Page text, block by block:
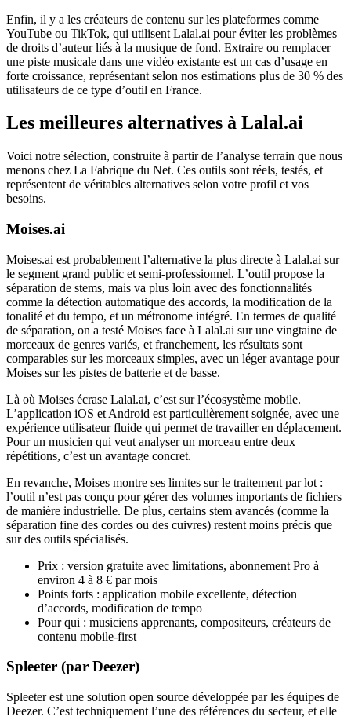
Enfin, il y a les créateurs de contenu sur les plateformes comme
YouTube ou TikTok, qui utilisent Lalal.ai pour éviter les problèmes
de droits d’auteur liés à la musique de fond. Extraire ou remplacer
une piste musicale dans une vidéo existante est un cas d’usage en
forte croissance, représentant selon nos estimations plus de 30 % des
utilisateurs de ce type d’outil en France.
Les meilleures alternatives à Lalal.ai
Voici notre sélection, construite à partir de l’analyse terrain que nous
menons chez La Fabrique du Net. Ces outils sont réels, testés, et
représentent de véritables alternatives selon votre profil et vos
besoins.
Moises.ai
Moises.ai est probablement l’alternative la plus directe à Lalal.ai sur
le segment grand public et semi-professionnel. L’outil propose la
séparation de stems, mais va plus loin avec des fonctionnalités
comme la détection automatique des accords, la modification de la
tonalité et du tempo, et un métronome intégré. En termes de qualité
de séparation, on a testé Moises face à Lalal.ai sur une vingtaine de
morceaux de genres variés, et franchement, les résultats sont
comparables sur les morceaux simples, avec un léger avantage pour
Moises sur les pistes de batterie et de basse.
Là où Moises écrase Lalal.ai, c’est sur l’écosystème mobile.
L’application iOS et Android est particulièrement soignée, avec une
expérience utilisateur fluide qui permet de travailler en déplacement.
Pour un musicien qui veut analyser un morceau entre deux
répétitions, c’est un avantage concret.
En revanche, Moises montre ses limites sur le traitement par lot :
l’outil n’est pas conçu pour gérer des volumes importants de fichiers
de manière industrielle. De plus, certains stem avancés (comme la
séparation fine des cordes ou des cuivres) restent moins précis que
sur des outils spécialisés.
Prix : version gratuite avec limitations, abonnement Pro à
environ 4 à 8 € par mois
Points forts : application mobile excellente, détection
d’accords, modification de tempo
Pour qui : musiciens apprenants, compositeurs, créateurs de
contenu mobile-first
Spleeter (par Deezer)
Spleeter est une solution open source développée par les équipes de
Deezer. C’est techniquement l’une des références du secteur, et elle